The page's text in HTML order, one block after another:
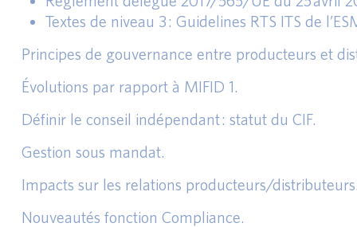
Textes de niveau 3 : Guidelines RTS ITS de
Principes de gouvernance entre producteurs et
Évolutions par rapport à MIFID 1.
Définir le conseil indépendant : statut du CIF.
Gestion sous mandat.
Impacts sur les relations producteurs/distributeurs.
Nouveautés fonction Compliance.